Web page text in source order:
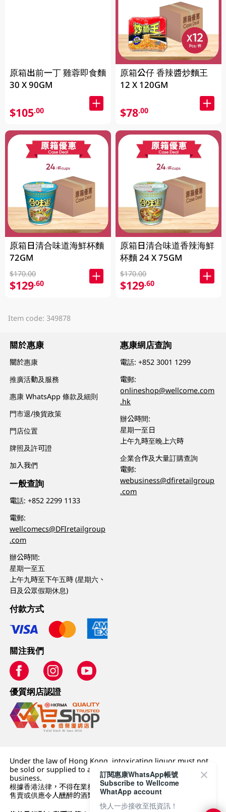
原箱出前一丁 雞蓉即食麵
30 X 90GM
$105.00
原箱日清合味道海鮮杯麵
72GM
$170.00
$129.60
原箱公仔 香辣醬炒麵王
12 X 120GM
$78.00
原箱日清合味道香辣海鮮
杯麵 24 X 75GM
$170.00
$129.60
Item code: 349878
關於惠康
關於惠康
推廣活動及服務
惠康 WhatsApp 條款及細則
門市退/換貨政策
門店位置
牌照及許可證
加入我們
一般查詢
電話:+852 2299 1133
電郵:
wellcomecs@DFIretailgroup
.com
辦公時間:
星期一至五
上午九時至下午五時 (星期六、
日及公眾假期休息)
惠康網店查詢
電話:+852 3001 1299
電郵:
onlineshop@wellcome.com
.hk
辦公時間:
星期一至日
上午九時至晚上六時
企業合作及大量訂購查詢
電郵:
webusiness@dfiretailgroup
.com
付款方式
關注我們
優質纲店認證
Under the law of Hong Kong, intoxicating liquor must not
be sold or supplied to a minor (under 18) in the course of
business.
根據香港法律，不得在業務過程中，向未成年人 (18 歲以下人士)
售賣或供應令人醺醉的酒類。
訂閱惠康WhatsApp帳號
Subscribe to Wellcome
WhatApp account
快人一步接收至抵資訊！